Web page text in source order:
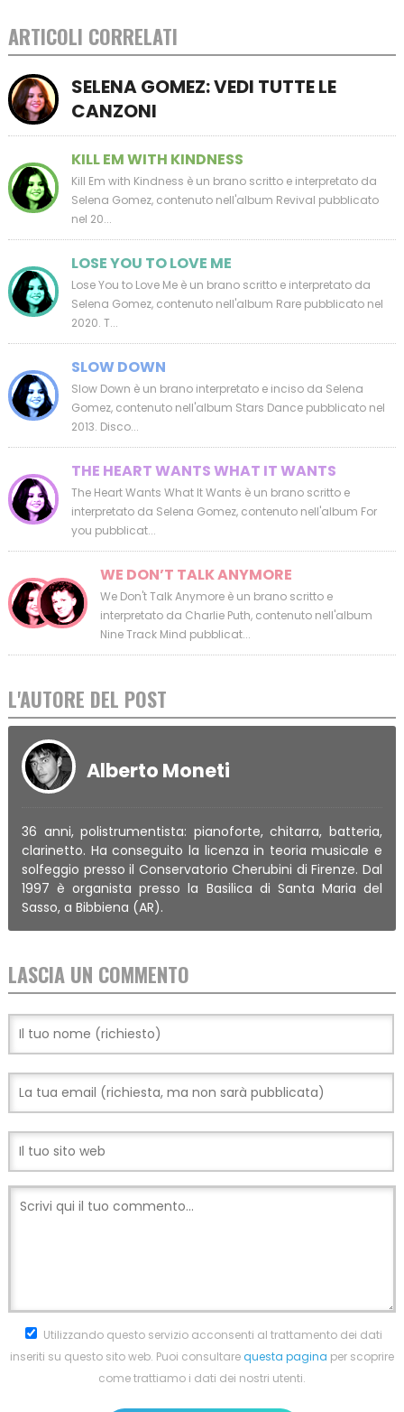
ARTICOLI CORRELATI
SELENA GOMEZ: VEDI TUTTE LE
CANZONI
KILL EM WITH KINDNESS
Kill Em with Kindness è un brano scritto e interpretato da
Selena Gomez, contenuto nell'album Revival pubblicato
nel 20...
LOSE YOU TO LOVE ME
Lose You to Love Me è un brano scritto e interpretato da
Selena Gomez, contenuto nell'album Rare pubblicato nel
2020. T...
SLOW DOWN
Slow Down è un brano interpretato e inciso da Selena
Gomez, contenuto nell'album Stars Dance pubblicato nel
2013. Disco...
THE HEART WANTS WHAT IT WANTS
The Heart Wants What It Wants è un brano scritto e
interpretato da Selena Gomez, contenuto nell'album For
you pubblicat...
WE DON’T TALK ANYMORE
We Don't Talk Anymore è un brano scritto e
interpretato da Charlie Puth, contenuto nell'album
Nine Track Mind pubblicat...
L'AUTORE DEL POST
Alberto Moneti
36 anni, polistrumentista: pianoforte, chitarra, batteria,
clarinetto. Ha conseguito la licenza in teoria musicale e
solfeggio presso il Conservatorio Cherubini di Firenze. Dal
1997 è organista presso la Basilica di Santa Maria del
Sasso, a Bibbiena (AR).
LASCIA UN COMMENTO
Utilizzando questo servizio acconsenti al trattamento dei dati
inseriti su questo sito web. Puoi consultarequesta pagina per scoprire
come trattiamo i dati dei nostri utenti.